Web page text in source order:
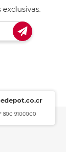
800 9100000